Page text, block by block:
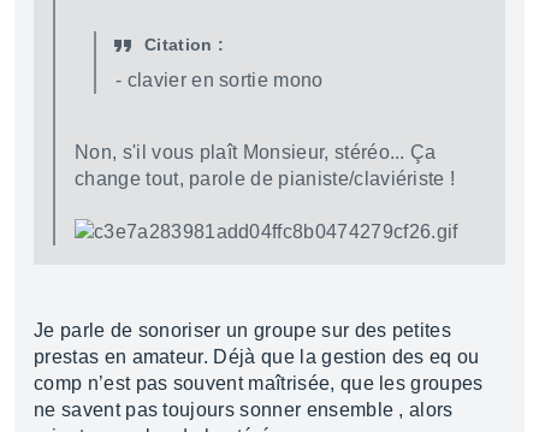
Citation :
- clavier en sortie mono
Non, s'il vous plaît Monsieur, stéréo... Ça
change tout, parole de pianiste/claviériste !
Je parle de sonoriser un groupe sur des petites
prestas en amateur. Déjà que la gestion des eq ou
comp n’est pas souvent maîtrisée, que les groupes
ne savent pas toujours sonner ensemble , alors